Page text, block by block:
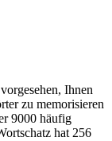
Ihnen
zu memorisieren
9000 häufig
hat 256